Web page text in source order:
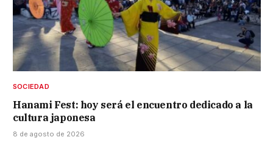
SOCIEDAD
Hanami Fest: hoy será el encuentro dedicado a la
cultura japonesa
8 de agosto de 2026